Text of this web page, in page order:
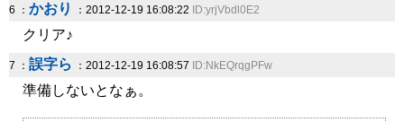
6 ： かおり ：2012-12-19 16:08:22 ID:yrjVbdl0E2
クリア♪
7 ： 誤字ら ：2012-12-19 16:08:57 ID:NkEQrqgPFw
準備しないとなぁ。